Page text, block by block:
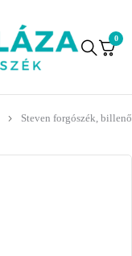
0
Steven forgószék, billenő